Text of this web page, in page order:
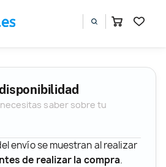
saber sobre tu
envío se muestran al realizar
de realizar la compra.